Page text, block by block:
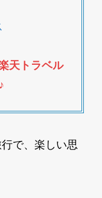
天トラベル
で、楽しい思